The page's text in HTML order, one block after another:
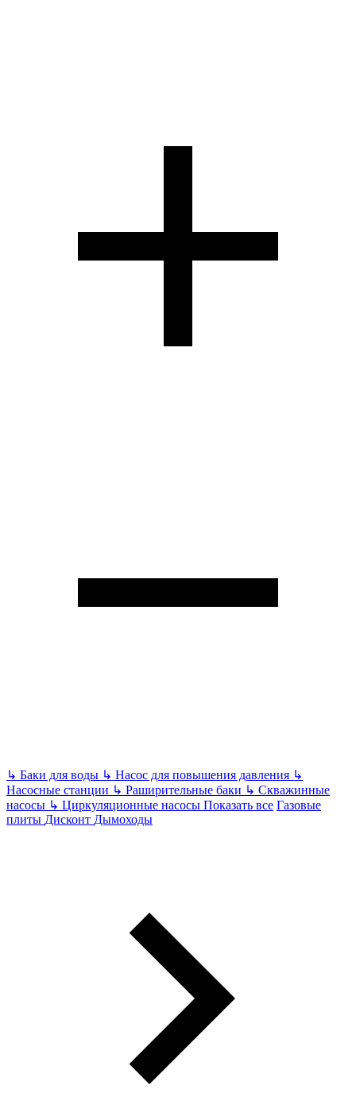
↳ Баки для воды ↳ Насос для повышения давления ↳
Насосные станции ↳ Раширительные баки ↳ Скважинные
насосы ↳ Циркуляционные насосы Показать все Газовые
плиты Дисконт Дымоходы